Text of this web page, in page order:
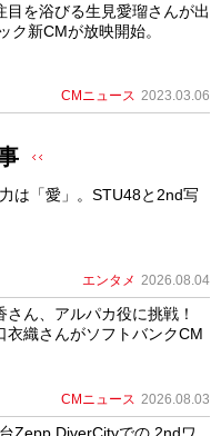
目を浴びる生見愛瑠さんが出
ク新CMが放映開始。
CMニュース 2023.03.06
は「愛」。STU48と2nd写
エンタメ 2026.08.04
さん、アルパカ役に挑戦！
衣織さんがソフトバンクCM
CMニュース 2026.08.03
Zepp DiverCityでの 2ndワ